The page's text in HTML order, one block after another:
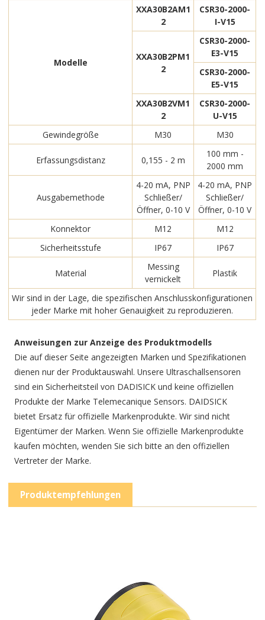
Modelle
XXA30B2AM1
2
CSR30-2000-
I-V15
XXA30B2PM1
2
CSR30-2000-
E3-V15
CSR30-2000-
E5-V15
XXA30B2VM1
2
CSR30-2000-
U-V15
Gewindegröße
M30 M30
Erfassungsdistanz 0,155 - 2 m
100 mm -
2000 mm
Ausgabemethode
4-20 mA, PNP
Schließer/
Öffner, 0-10 V
4-20 mA, PNP
Schließer/
Öffner, 0-10 V
Konnektor
M12
M12
Sicherheitsstufe
IP67 IP67
Material
Messing
vernickelt
Plastik
Wir sind in der Lage, die spezifischen Anschlusskonfigurationen
jeder Marke mit hoher Genauigkeit zu reproduzieren.
Anweisungen zur Anzeige des Produktmodells
Die auf dieser Seite angezeigten Marken und Spezifikationen
dienen nur der Produktauswahl. Unsere Ultraschallsensoren
sind ein Sicherheitsteil von DADISICK und keine offiziellen
Produkte der Marke Telemecanique Sensors. DAIDSICK
bietet Ersatz für offizielle Markenprodukte. Wir sind nicht
Eigentümer der Marken. Wenn Sie offizielle Markenprodukte
kaufen möchten, wenden Sie sich bitte an den offiziellen
Vertreter der Marke.
Produktempfehlungen